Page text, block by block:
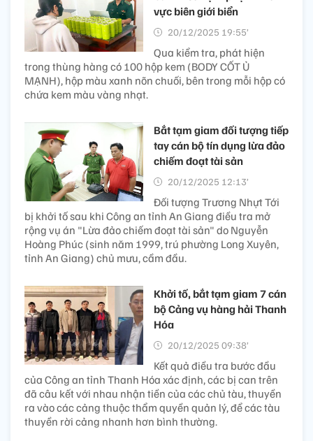
vực biên giới biển
20/12/2025 19:55’
Qua kiểm tra, phát hiện
trong thùng hàng có 100 hộp kem (BODY CỐT Ủ
MẠNH), hộp màu xanh nõn chuối, bên trong mỗi hộp có
chứa kem màu vàng nhạt.
Bắt tạm giam đối tượng tiếp
tay cán bộ tín dụng lừa đảo
chiếm đoạt tài sản
20/12/2025 12:13’
Đối tượng Trương Nhựt Tới
bị khởi tố sau khi Công an tỉnh An Giang điều tra mở
rộng vụ án "Lừa đảo chiếm đoạt tài sản" do Nguyễn
Hoàng Phúc (sinh năm 1999, trú phường Long Xuyên,
tỉnh An Giang) chủ mưu, cầm đầu.
Khởi tố, bắt tạm giam 7 cán
bộ Cảng vụ hàng hải Thanh
Hóa
20/12/2025 09:38’
Kết quả điều tra bước đầu
của Công an tỉnh Thanh Hóa xác định, các bị can trên
đã câu kết với nhau nhận tiền của các chủ tàu, thuyền
ra vào các cảng thuộc thẩm quyền quản lý, để các tàu
thuyền rời cảng nhanh hơn bình thường.